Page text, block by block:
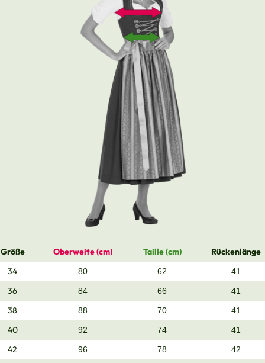
Größe Oberweite (cm) Taille (cm)
Rückenlänge
34
80 62 41
36 84 66 41
38 88 70 41
40 92 74 41
42 96 78 42